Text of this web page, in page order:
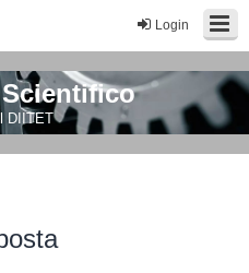
Login
DIITET